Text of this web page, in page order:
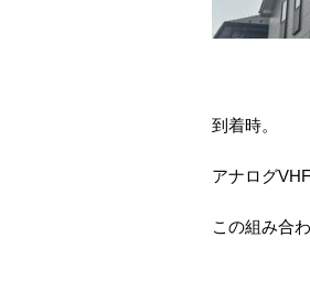
到着時。
アナログ
この組み合